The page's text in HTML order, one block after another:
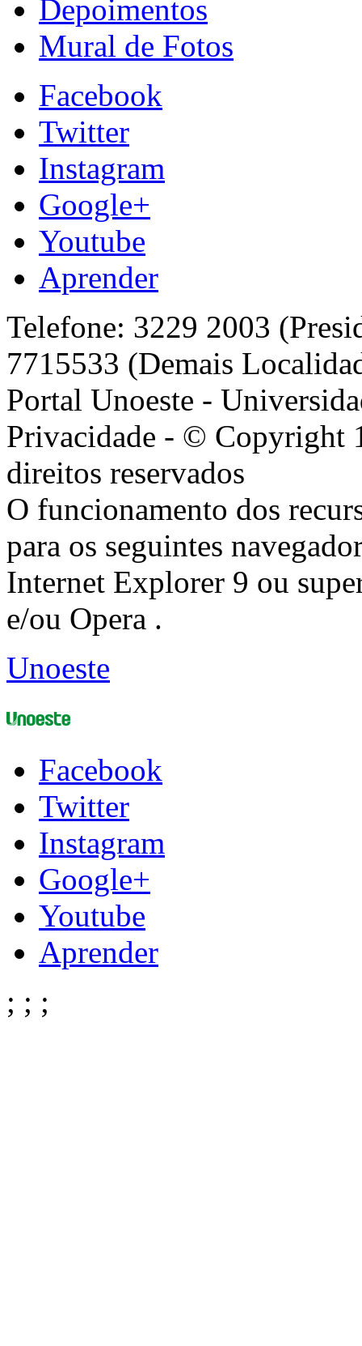
Depoimentos
Mural de Fotos
Facebook
Twitter
Instagram
Google+
Youtube
Aprender
Telefone: 3229 2003
7715533 (Demais
Portal Unoeste -
Privacidade - © Copyright
direitos reservados
O funcionamento dos
para os seguintes
Internet Explorer 9 ou
e/ou Opera .
Unoeste
Facebook
Twitter
Instagram
Google+
Youtube
Aprender
; ; ;